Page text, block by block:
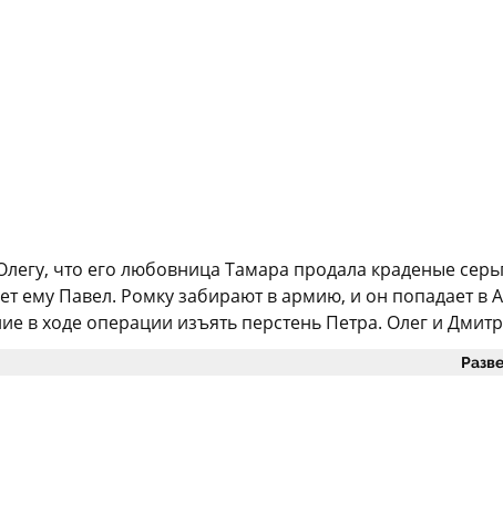
что его любовница Тамара продала краденые
ему Павел. Ромку забирают в армию, и он попадает в
в ходе операции изъять перстень Петра. Олег и